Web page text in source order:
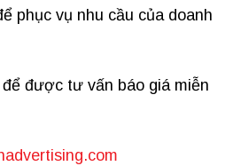
phục vụ nhu cầu của doanh
được tư vấn báo giá miễn